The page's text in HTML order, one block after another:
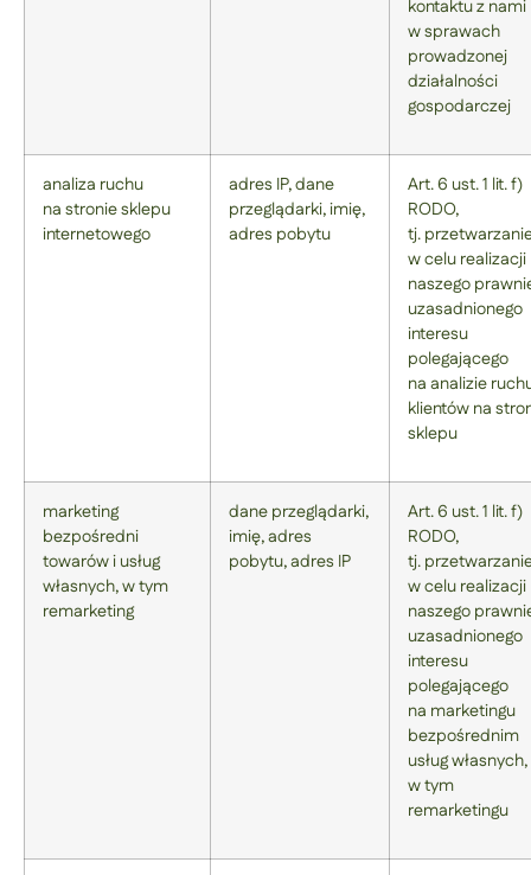
kontaktu z nami
w sprawach
prowadzonej
działalności
gospodarczej
analiza ruchu
na stronie sklepu
internetowego
adres IP, dane
przeglądarki, imię,
adres pobytu
Art. 6 ust. 1 lit. f)
RODO,
tj.
w celu realizacji
naszego
uzasadnionego
interesu
polegającego
na analizie
klientów na
sklepu
marketing
bezpośredni
towarów i usług
własnych, w tym
remarketing
dane przeglądarki,
imię, adres
pobytu, adres IP
Art. 6 ust. 1 lit. f)
RODO,
tj.
w celu realizacji
naszego
uzasadnionego
interesu
polegającego
na marketingu
bezpośrednim
usług własnych,
w tym
remarketingu